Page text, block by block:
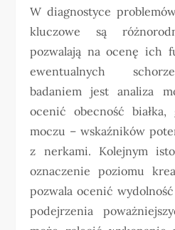
W diagnostyce
kluczowe są
pozwalają na ocenę ich
ewentualnych
badaniem jest analiza
ocenić obecność
moczu – wskaźników
z nerkami. Kolejnym
oznaczenie poziomu
pozwala ocenić
podejrzenia